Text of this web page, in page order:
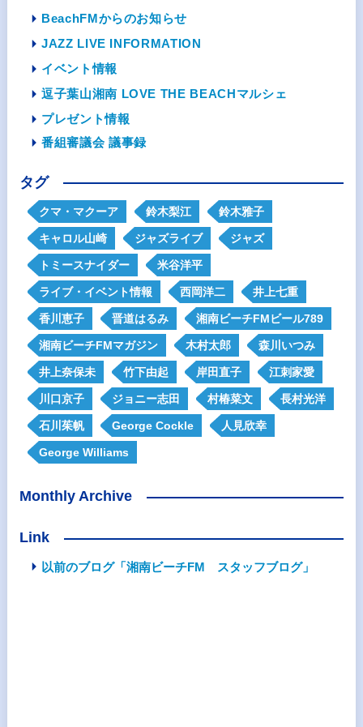
BeachFMからのお知らせ
JAZZ LIVE INFORMATION
イベント情報
逗子葉山湘南 LOVE THE BEACHマルシェ
プレゼント情報
番組審議会 議事録
タグ
クマ・マクーア 鈴木梨江 鈴木雅子
キャロル山崎 ジャズライブ ジャズ
トミースナイダー 米谷洋平
ライブ・イベント情報 西岡洋二 井上七重
香川恵子 晋道はるみ 湘南ビーチFMビール789
湘南ビーチFMマガジン 木村太郎 森川いつみ
井上奈保未 竹下由起 岸田直子 江刺家愛
川口京子 ジョニー志田 村椿菜文 長村光洋
石川茱帆 George Cockle 人見欣幸
George Williams
Monthly Archive
Link
以前のブログ「湘南ビーチFM スタッフブログ」